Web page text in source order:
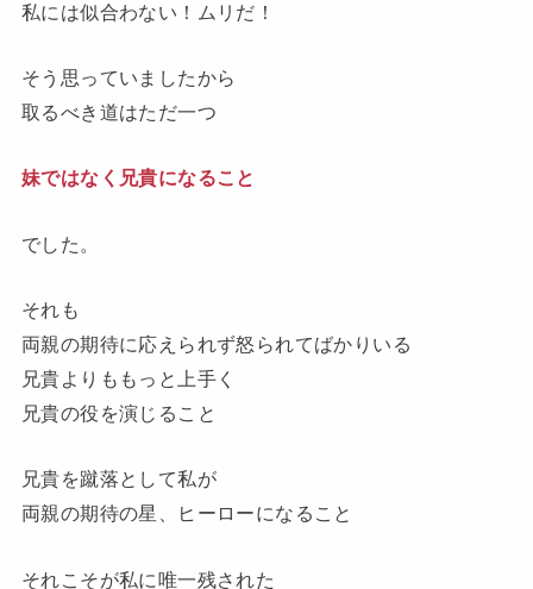
私には似合わない！ムリだ ！
そう思っていましたから
取るべき道はただ一つ
妹ではなく兄貴になること
でした。
それも
両親の期待に応えられず怒られてばかりいる
兄貴よりももっと上手く
兄貴の役を演じること
兄貴を蹴落として私が
両親の期待の星、ヒーローになること
それこそが私に唯一残された